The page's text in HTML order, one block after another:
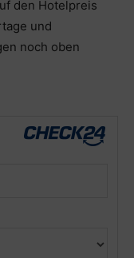
den Hotelpreis
und
noch oben